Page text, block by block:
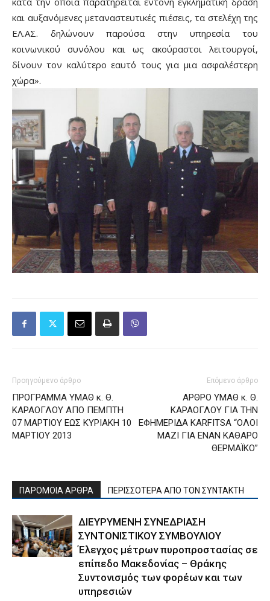
και αυξανόμενες μεταναστευτικές πιέσεις, τα στελέχη της
ΕΛ.ΑΣ. δηλώνουν παρούσα στην υπηρεσία του
κοινωνικού συνόλου και ως ακούραστοι λειτουργοί,
δίνουν τον καλύτερο εαυτό τους για μια ασφαλέστερη
χώρα».
Προηγούμενο άρθρο
ΠΡΟΓΡΑΜΜΑ ΥΜΑΘ κ. Θ.
ΚΑΡΑΟΓΛΟΥ ΑΠΟ ΠΕΜΠΤΗ
07 ΜΑΡΤΙΟΥ ΕΩΣ ΚΥΡΙΑΚΗ 10
ΜΑΡΤΙΟΥ 2013
Επόμενο άρθρο
ΑΡΘΡΟ ΥΜΑΘ κ. Θ.
ΚΑΡΑΟΓΛΟΥ ΓΙΑ ΤΗΝ
ΕΦΗΜΕΡΙΔΑ KARFITSA “ΟΛΟΙ
ΜΑΖΙ ΓΙΑ ΕΝΑΝ ΚΑΘΑΡΟ
ΘΕΡΜΑΪΚΟ”
ΠΑΡΟΜΟΙΑ ΑΡΘΡΑ ΠΕΡΙΣΣΟΤΕΡΑ ΑΠΟ ΤΟΝ ΣΥΝΤΑΚΤΗ
ΔΙΕΥΡΥΜΕΝΗ ΣΥΝΕΔΡΙΑΣΗ
ΣΥΝΤΟΝΙΣΤΙΚΟΥ ΣΥΜΒΟΥΛΙΟΥ
Έλεγχος μέτρων πυροπροστασίας σε
επίπεδο Μακεδονίας – Θράκης
Συντονισμός των φορέων και των
υπηρεσιών